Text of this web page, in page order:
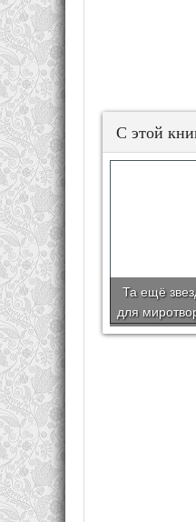
С этой
Та ещё
для